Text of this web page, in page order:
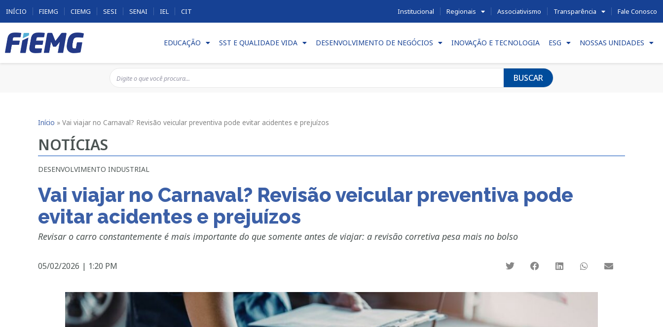
INÍCIO FIEMG CIEMG SESI SENAI IEL CIT Institucional Regionais Associativismo Transparência Fale Conosco
EDUCAÇÃO SST E QUALIDADE VIDA DESENVOLVIMENTO DE NEGÓCIOS INOVAÇÃO E TECNOLOGIA ESG NOSSAS UNIDADES
BUSCAR
Início »Vai viajar no Carnaval? Revisão veicular preventiva pode evitar acidentes e prejuízos
NOTÍCIAS
DESENVOLVIMENTO INDUSTRIAL
Vai viajar no Carnaval? Revisão veicular preventiva pode
evitar acidentes e prejuízos
Revisar o carro constantemente é mais importante do que somente antes de viajar: a revisão corretiva pesa mais no bolso
05/02/2026 | 1:20 PM